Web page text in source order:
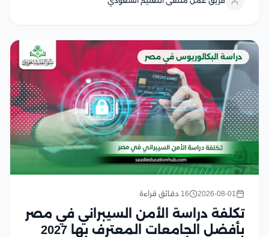
ويشهد هذا التخصص إقبالًا كبير من الطلاب...
دراسة البكالوريوس في مصر
2026-08-01 16 دقائق قراءة
تكلفة دراسة الأمن السيبراني في مصر
بأفضل الجامعات المعترف بها 2027